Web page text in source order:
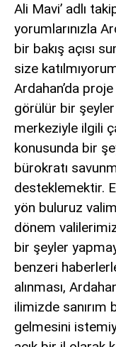
siteler
2025
deneme
veren
siteler
editorbet
giriş
Ali Mavi’ adlı
yorumlarınızla
bir bakış açısı
size
Ardahan’da
görülür bir
merkeziyle ilgili
konusunda bir
bürokratı
desteklemektir.
yön buluruz
dönem
bir şeyler
benzeri
alınması,
ilimizde sanırım
gelmesini